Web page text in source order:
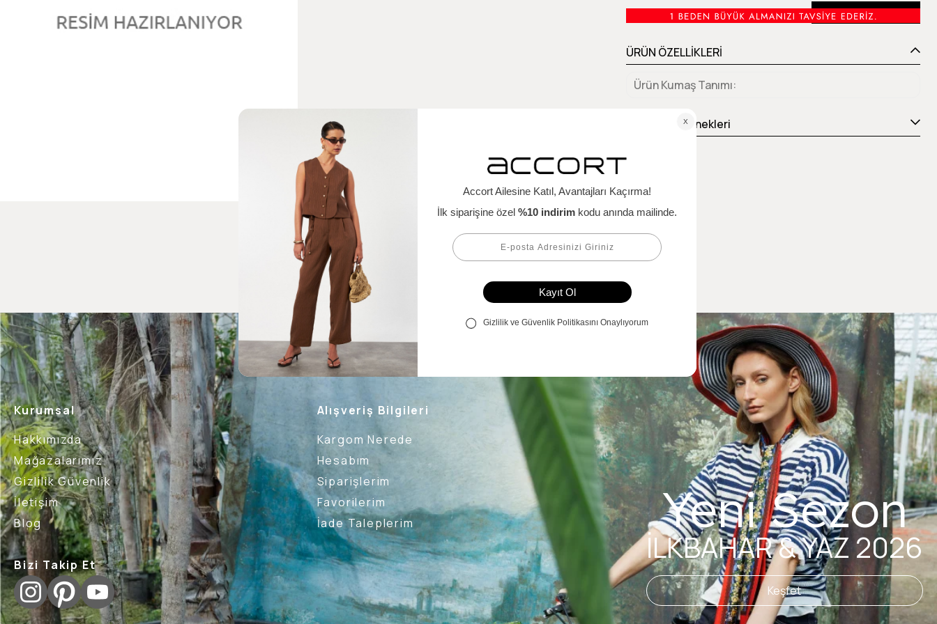
Beden Tablosu
ÜRÜN ÖZELLİKLERİ
Ürün Kumaş Tanımı
Ödeme Seçenekleri
Kurumsal
Hakkımızda
Mağazalarımız
Gizlilik Güvenlik
İletişim
Blog
Alışveriş Bilgileri
Kargom Nerede
Hesabım
Siparişlerim
Favorilerim
İade Taleplerim
Bizi Takip Et
Yeni Sezon
İLKBAHAR & YAZ 2026
Keşfet